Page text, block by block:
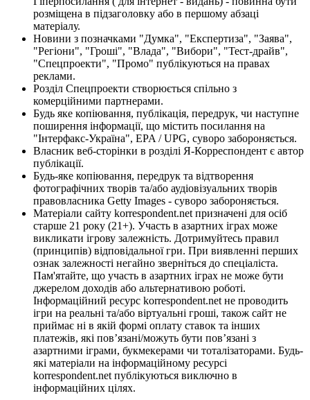
розміщена в підзаголовку або в першому абзаці
матеріалу.
Новини з позначками "Думка", "Експертиза", "Заява",
"Регіони", "Гроші", "Влада", "Вибори", "Тест-драйв",
"Спецпроекти", "Промо" публікуються на правах
реклами.
Розділ Спецпроекти створюється спільно з
комерційними партнерами.
Будь яке копіювання, публікація, передрук, чи наступне
поширення інформації, що містить посилання на
"Інтерфакс-Україна", EPA / UPG, суворо забороняється.
Власник веб-сторінки в розділі Я-Корреспондент є автор
публікації.
Будь-яке копіювання, передрук та відтворення
фотографічних творів та/або аудіовізуальних творів
правовласника Getty Images - суворо забороняється.
Матеріали сайту korrespondent.net призначені для осіб
старше 21 року (21+). Участь в азартних іграх може
викликати ігрову залежність. Дотримуйтесь правил
(принципів) відповідальної гри. При виявленні перших
ознак залежності негайно зверніться до спеціаліста.
Пам'ятайте, що участь в азартних іграх не може бути
джерелом доходів або альтернативою роботі.
Інформаційний ресурс korrespondent.net не проводить
ігри на реальні та/або віртуальні гроші, також сайт не
приймає ні в якій формі оплату ставок та інших
платежів, які пов’язані/можуть бути пов’язані з
азартними іграми, букмекерами чи тоталізаторами. Будь-
які матеріали на інформаційному ресурсі
korrespondent.net публікуються виключно в
інформаційних цілях.